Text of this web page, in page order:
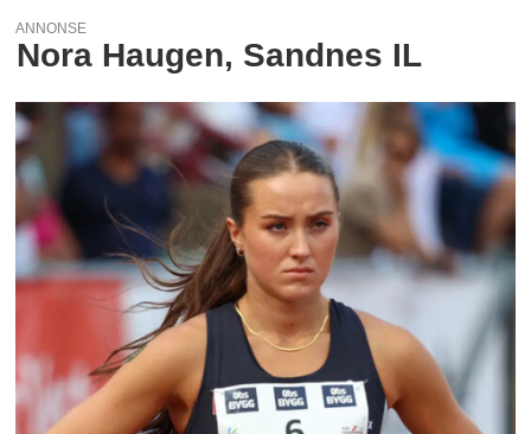
ANNONSE
Nora Haugen, Sandnes IL